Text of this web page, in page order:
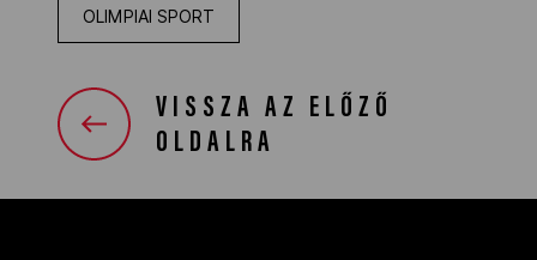
OLIMPIAI SPORT
VISSZA AZ ELŐZŐ
OLDALRA